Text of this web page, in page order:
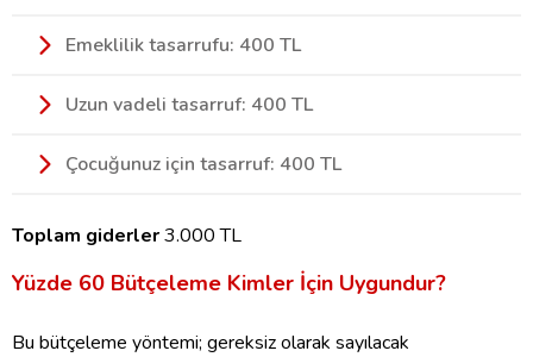
Emeklilik tasarrufu: 400 TL
Uzun vadeli tasarruf: 400 TL
Çocuğunuz için tasarruf: 400 TL
Toplam giderler3.000 TL
Yüzde 60 Bütçeleme Kimler İçin Uygundur?
Bu bütçeleme yöntemi; gereksiz olarak sayılacak